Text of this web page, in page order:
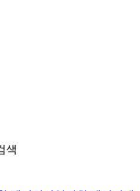
색